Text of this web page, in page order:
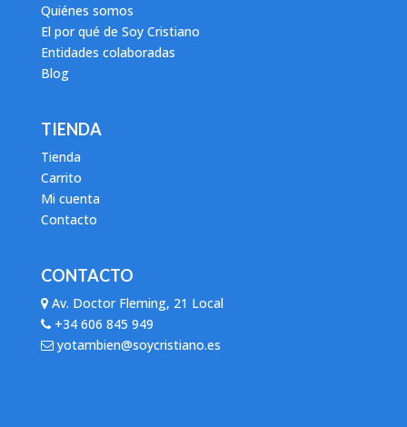
Quiénes somos
El por qué de Soy Cristiano
Entidades colaboradas
Blog
TIENDA
Tienda
Carrito
Mi cuenta
Contacto
CONTACTO
Av. Doctor Fleming, 21 Local
+34 606 845 949
yotambien@soycristiano.es